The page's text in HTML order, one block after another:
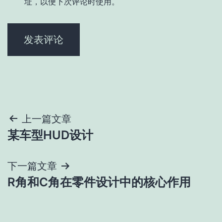
文
章
导
航
上一篇文章
某车型HUD设计
下一篇文章
R角和C角在零件设计中的核心作用